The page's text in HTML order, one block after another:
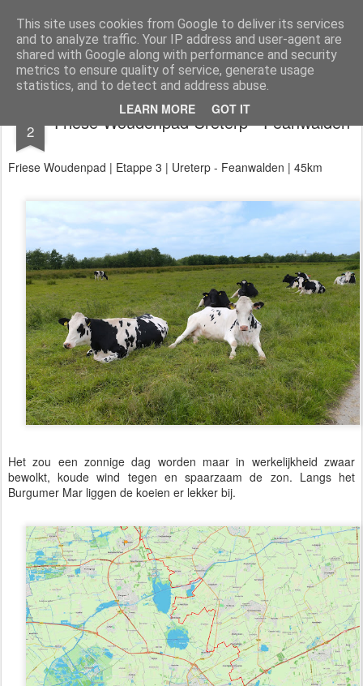
This site uses cookies from Google to deliver its services
and to analyze traffic. Your IP address and user-agent are
shared with Google along with performance and security
metrics to ensure quality of service, generate usage
statistics, and to detect and address abuse.
LEARN MORE GOT IT
Aan de wind een wandelblog
Kaart Dagtochten LAW's Buitenland E2 E9 GR12
2 Friese Woudenpad Ureterp - Feanwalden
Friese Woudenpad | Etappe 3 | Ureterp - Feanwalden | 45km
Het zou een zonnige dag worden maar in werkelijkheid zwaar
bewolkt, koude wind tegen en spaarzaam de zon. Langs het
Burgumer Mar liggen de koeien er lekker bij.